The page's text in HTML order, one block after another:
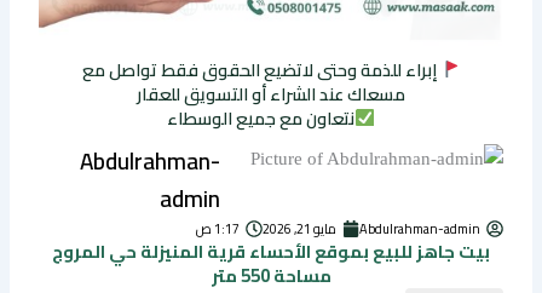
إبراء للذمة وحتى لاتضيع الحقوق فقط تواصل مع
مسعاك عند الشراء أو التسويق للعقار
نتعاون مع جميع الوسطاء
Abdulrahman-
admin
Abdulrahman-admin مايو 21, 2026 1:17 ص
بيت جاهز للبيع بموقع الأحساء قرية المنيزلة حي المروج
مساحة 550 متر